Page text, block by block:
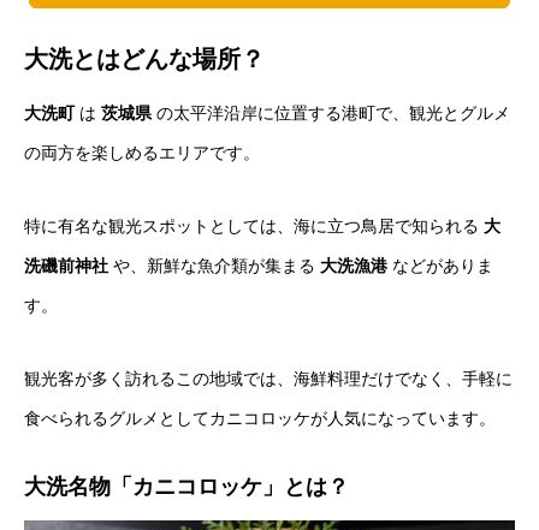
大洗とはどんな場所？
大洗町は 茨城県の太平洋沿岸に位置する港町で、観光とグルメ
の両方を楽しめるエリアです。
特に有名な観光スポットとしては、海に立つ鳥居で知られる 大
洗磯前神社 や、新鮮な魚介類が集まる 大洗漁港 などがありま
す。
観光客が多く訪れるこの地域では、海鮮料理だけでなく、手軽に
食べられるグルメとしてカニコロッケが人気になっています。
大洗名物「カニコロッケ」とは？